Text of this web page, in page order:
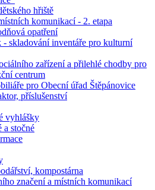
hřiště
komunikací - 2. etapa
opatření
- skladování inventáře pro kulturní
zařízení a přilehlé chodby pro
centrum
pro Obecní úřad Štěpánovice
příslušenství
vyhlášky
a stočné
kompostárna
značení a místních komunikací